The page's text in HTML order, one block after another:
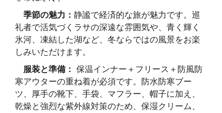
季節の魅力： 静謐で経済的な旅が魅力です。巡
礼者で活気づくラサの深遠な雰囲気や、青く輝く
氷河、凍結した湖など、冬ならではの風景をお楽
しみいただけます。
服装と準備： 保温インナー＋フリース＋防風防
寒アウターの重ね着が必須です。防水防寒ブー
ツ、厚手の靴下、手袋、マフラー、帽子に加え、
乾燥と強烈な紫外線対策のため、保湿クリーム、